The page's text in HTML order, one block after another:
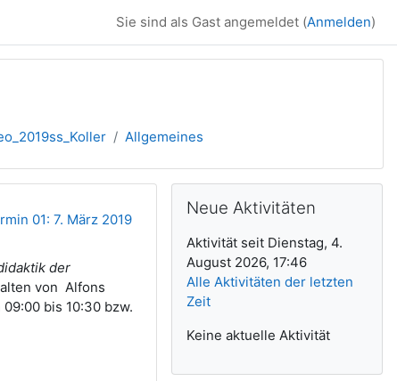
Sie sind als Gast angemeldet (Anmelden)
Allgemeines
01: 7. März 2019
der
von Alfons
bis 10:30 bzw.
Neue Aktivitäten
Aktivität seit Dienstag, 4.
August 2026, 17:46
Alle Aktivitäten der letzten
Zeit
Keine aktuelle Aktivität